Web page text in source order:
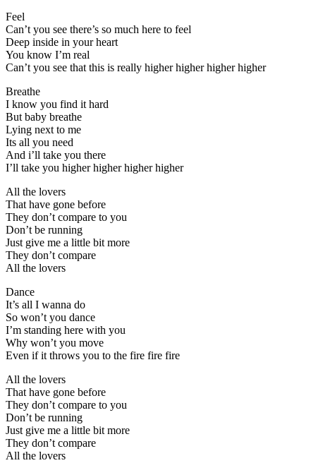
Feel
Can’t you see there’s so much here to feel
Deep inside in your heart
You know I’m real
Can’t you see that this is really higher higher higher higher
Breathe
I know you find it hard
But baby breathe
Lying next to me
Its all you need
And i’ll take you there
I’ll take you higher higher higher higher
All the lovers
That have gone before
They don’t compare to you
Don’t be running
Just give me a little bit more
They don’t compare
All the lovers
Dance
It’s all I wanna do
So won’t you dance
I’m standing here with you
Why won’t you move
Even if it throws you to the fire fire fire
All the lovers
That have gone before
They don’t compare to you
Don’t be running
Just give me a little bit more
They don’t compare
All the lovers